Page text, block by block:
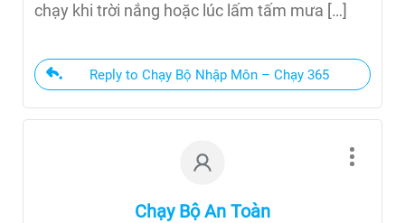
chạy khi trời nắng hoặc lúc lấm tấm mưa […]
Reply to Chạy Bộ Nhập Môn – Chạy 365
Chạy Bộ An Toàn